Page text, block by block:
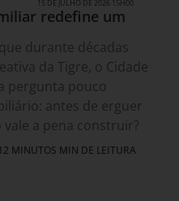
15 DE JULHO DE 2026 15H00
redefine um
durante décadas
da Tigre, o Cidade
pergunta pouco
antes de erguer
a pena construir?
MINUTOS MIN DE LEITURA